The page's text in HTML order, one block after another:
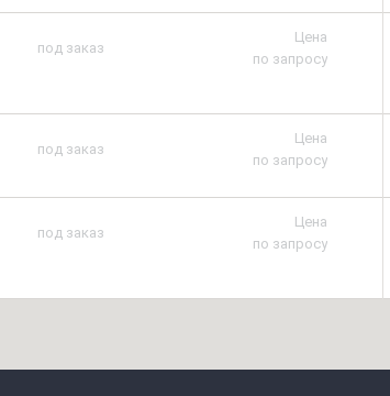
под заказ
Цена
по запросу
под заказ
Цена
по запросу
под заказ
Цена
по запросу